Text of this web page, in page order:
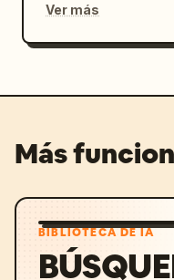
Ver más
Más
BIBLIOTECA DE IA